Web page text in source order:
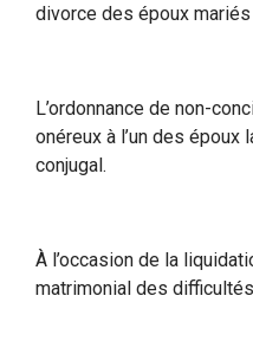
divorce des époux
L’ordonnance de non-
onéreux à l’un des
conjugal.
À l’occasion de la
matrimonial des